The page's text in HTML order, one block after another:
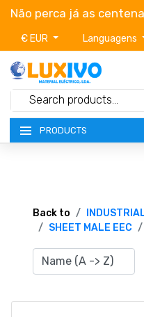
Não perca já as
€ EUR Languagens
PRODUCTS
TERMS OF SERVICE
Back to
SHEET MALE EEC